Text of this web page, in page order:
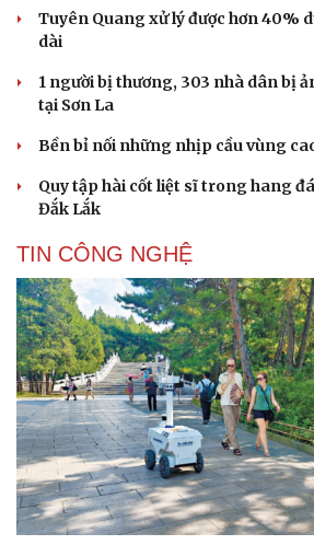
Cải chính
Tuyên Quang xử lý được hơn 40%
dài
1 người bị thương, 303 nhà dân bị
tại Sơn La
Bền bỉ nối những nhịp cầu vùng
Quy tập hài cốt liệt sĩ trong hang
Đắk Lắk
TIN CÔNG NGHỆ